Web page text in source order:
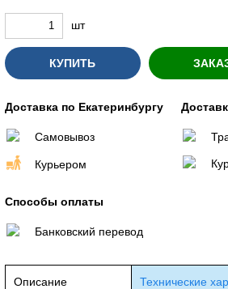
шт
КУПИТЬ
Доставка по Екатеринбургу
Самовывоз
Курьером
Способы оплаты
Банковский перевод
Описание Технические